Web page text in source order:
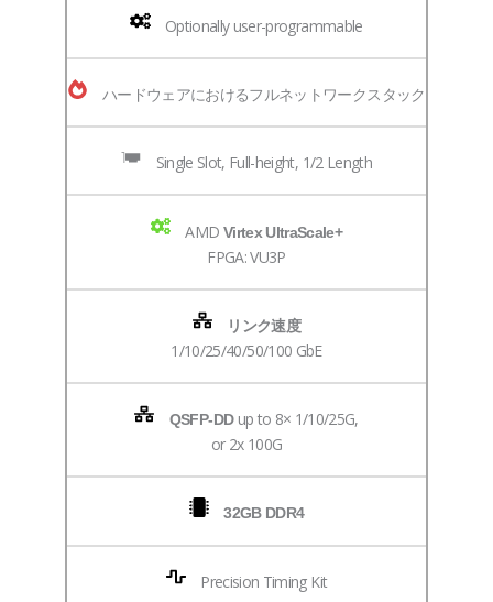
Optionally user-programmable
ハードウェアにおけるフルネットワークスタック
Single Slot, Full-height, 1/2 Length
AMD Virtex UltraScale+
FPGA: VU3P
リンク速度
1/10/25/40/50/100 GbE
QSFP-DDup to 8× 1/10/25G,
or 2x 100G
32GB DDR4
Precision Timing Kit